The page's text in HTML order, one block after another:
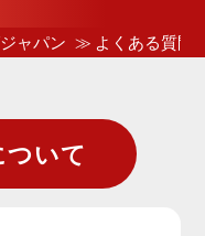
ャパン よくある質問
ついて